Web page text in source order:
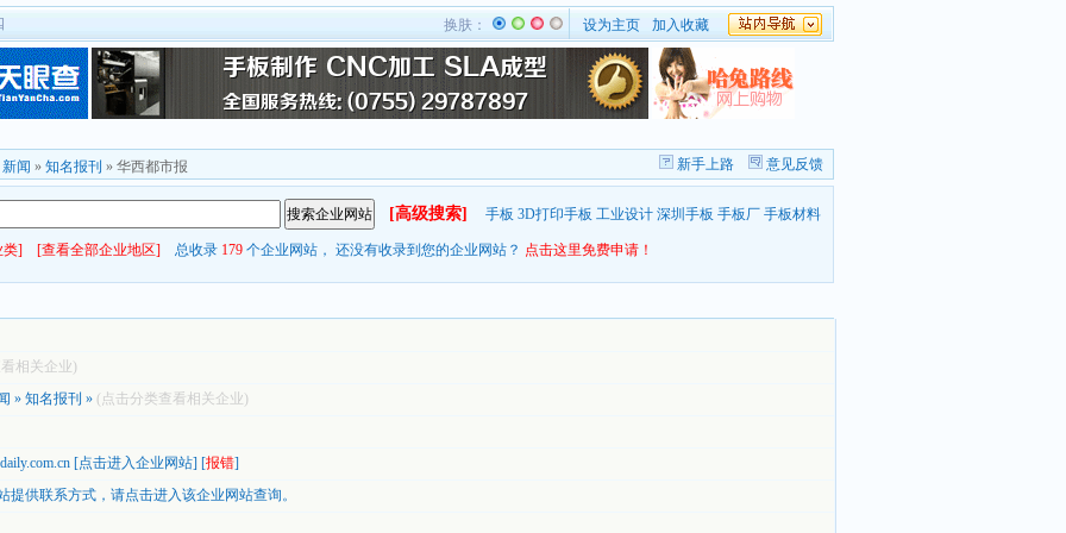
换肤： 设为主页 加入收藏
新闻 » 知名报刊 » 华西都市报 新手上路 意见反馈
[高级搜索] 手板 3D打印手板 工业设计 深圳手板 手板厂 手板材料
类] [查看全部企业地区] 总收录 179 个企业网站， 还没有收录到您的企业网站？ 点击这里免费申请！
相关企业)
» 知名报刊 » (点击分类查看相关企业)
[点击进入企业网站] [报错]
提供联系方式， 请点击进入该企业网站查询。